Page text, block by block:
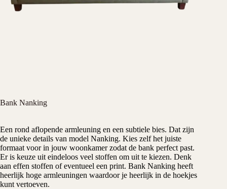
Bank Nanking
Een rond aflopende armleuning en een subtiele bies. Dat zijn
de unieke details van model Nanking. Kies zelf het juiste
formaat voor in jouw woonkamer zodat de bank perfect past.
Er is keuze uit eindeloos veel stoffen om uit te kiezen. Denk
aan effen stoffen of eventueel een print. Bank Nanking heeft
heerlijk hoge armleuningen waardoor je heerlijk in de hoekjes
kunt vertoeven.